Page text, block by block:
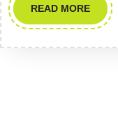
READ MOREREAD
MORE